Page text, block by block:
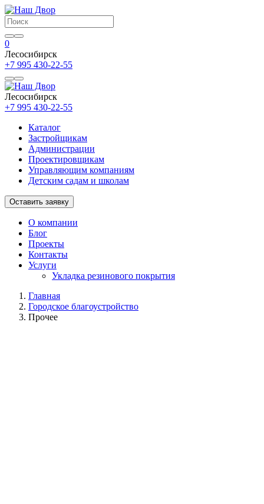
0
Лесосибирск
+7 995 430-22-55
Лесосибирск
+7 995 430-22-55
Каталог
Застройщикам
Администрации
Проектировщикам
Управляющим компаниям
Детским садам и школам
Оставить заявку
О компании
Блог
Проекты
Контакты
Услуги
Укладка резинового покрытия
Главная
Городское благоустройство
Прочее